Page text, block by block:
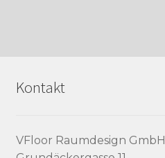
Kontakt
VFloor Raumdesign GmbH